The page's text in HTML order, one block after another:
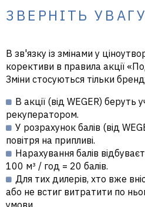
ЗВЕРНІТЬ
В зв'язку із змінами у
корективи в правила акції
Зміни стосуються тільки
В акції (від WEGER) беруть
рекуператором.
У розрахунок балів (від
повітря на припливі.
Нарахування балів
100 м³ / год = 20 балів.
Для тих дилерів, хто вже
або не встиг витратити по
умови.